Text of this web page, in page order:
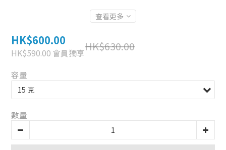
查看更多
HK$630.00
HK$600.00
HK$590.00 會員獨享
容量
數量